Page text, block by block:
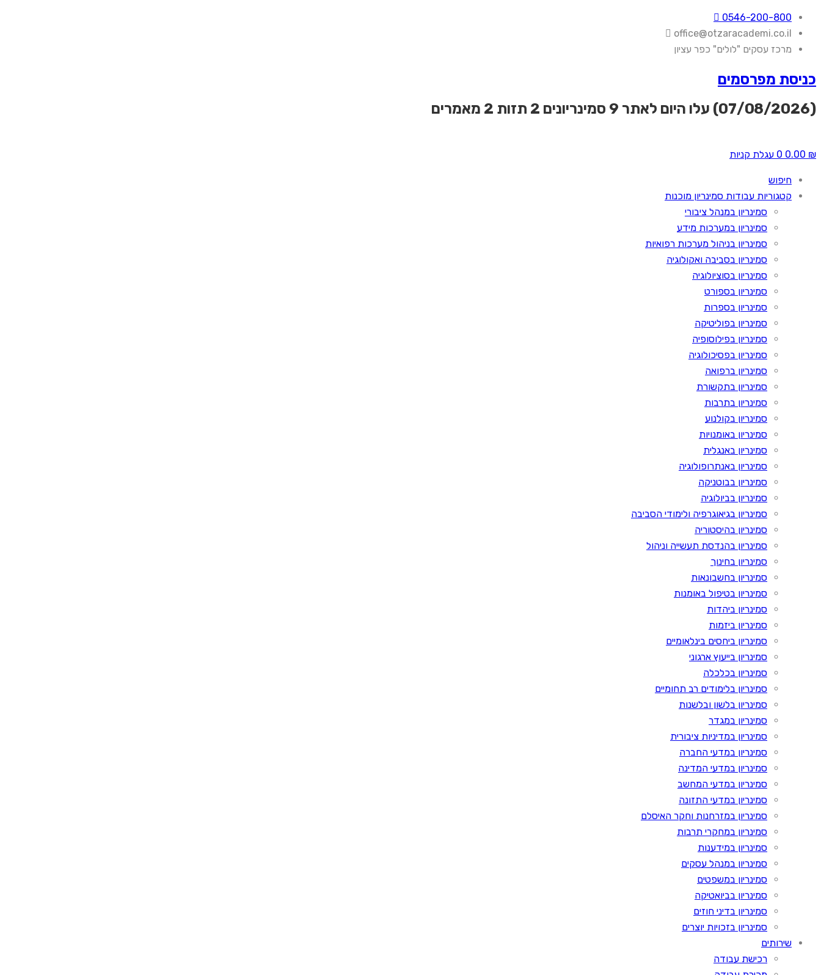
0546-200-800
office@otzaracademi.co.il
מרכז עסקים "לולים" כפר עציון
כניסת מפרסמים
(07/08/2026) עלו היום לאתר
9 סמינריונים 2 תזות 2 מאמרים
0.00 ₪
0 עגלת קניות
חיפוש
קטגוריות עבודות סמינריון מוכנות
סמינריון במנהל ציבורי
סמינריון במערכות מידע
סמינריון בניהול מערכות רפואיות
סמינריון בסביבה ואקולוגיה
סמינריון בסוציולוגיה
סמינריון בספורט
סמינריון בספרות
סמינריון בפוליטיקה
סמינריון בפילוסופיה
סמינריון בפסיכולוגיה
סמינריון ברפואה
סמינריון בתקשורת
סמינריון בתרבות
סמינריון בקולנוע
סמינריון באומנויות
סמינריון באנגלית
סמינריון באנתרופולוגיה
סמינריון בבוטניקה
סמינריון בביולוגיה
סמינריון בגיאוגרפיה ולימודי הסביבה
סמינריון בהיסטוריה
סמינריון בהנדסת תעשייה וניהול
סמינריון בחינוך
סמינריון בחשבונאות
סמינריון בטיפול באומנות
סמינריון ביהדות
סמינריון ביזמות
סמינריון ביחסים בינלאומיים
סמינריון בייעוץ ארגוני
סמינריון בכלכלה
סמינריון בלימודים רב תחומיים
סמינריון בלשון ובלשנות
סמינריון במגדר
סמינריון במדיניות ציבורית
סמינריון במדעי החברה
סמינריון במדעי המדינה
סמינריון במדעי המחשב
סמינריון במדעי התזונה
סמינריון במזרחנות וחקר האיסלם
סמינריון במחקרי תרבות
סמינריון במידענות
סמינריון במנהל עסקים
סמינריון במשפטים
סמינריון בביואטיקה
סמינריון בדיני חוזים
סמינריון בזכויות יוצרים
שירותים
רכישת עבודה